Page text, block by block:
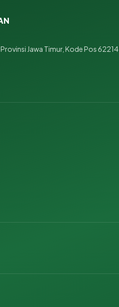
Jawa Timur, Kode Pos 62214